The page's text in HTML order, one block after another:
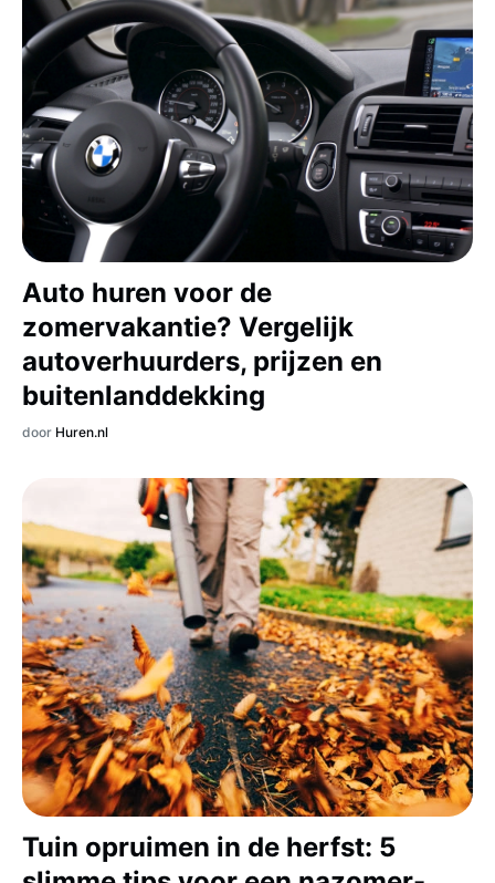
Auto huren voor de
zomervakantie? Vergelijk
autoverhuurders, prijzen en
buitenlanddekking
door Huren.nl
Tuin opruimen in de herfst: 5